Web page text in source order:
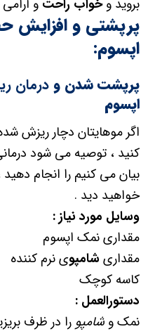
بروید وخواب راحت و
پرپشتی و افزایش
اپسوم:
پرپشت شدن ودرمان
اپسوم
اگر موهایتان دچار ریزش
کنید ، توصیه می شود
بیان می کنیم را انجام دهید
خواهید دید .
وسایل مورد نیاز :
مقداری نمک اپسوم
مقداری شامپوی نرم کننده
کاسه کوچک
دستورالعمل :
نمک وشامپو را در ظرف